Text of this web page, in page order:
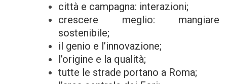
città e campagna: interazioni;
crescere meglio: mangiare
sostenibile;
il genio e l’innovazione;
l’origine e la qualità;
tutte le strade portano a Roma;